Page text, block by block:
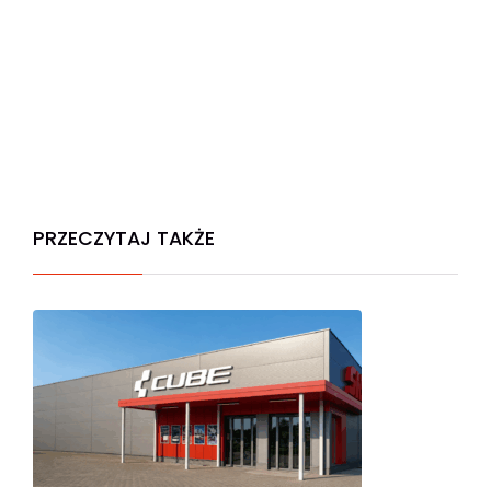
PRZECZYTAJ TAKŻE